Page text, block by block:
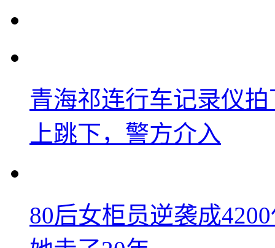
青海祁连行车记录仪
上跳下，警方介入
80后女柜员逆袭成